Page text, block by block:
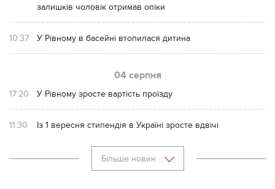
залишків чоловік отримав опіки
10:37 У Рівному в басейні втопилася дитина
04 серпня
17:20 У Рівному зросте вартість проїзду
11:30 Із 1 вересня стипендія в Україні зросте вдвічі
Більше новин